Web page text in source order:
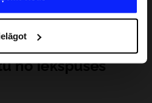
veidu, kadā tiek rādīta
piedāvātos risinajumus
informāciju var atrast
sadaļā "Detaļas".
no iekšpuses